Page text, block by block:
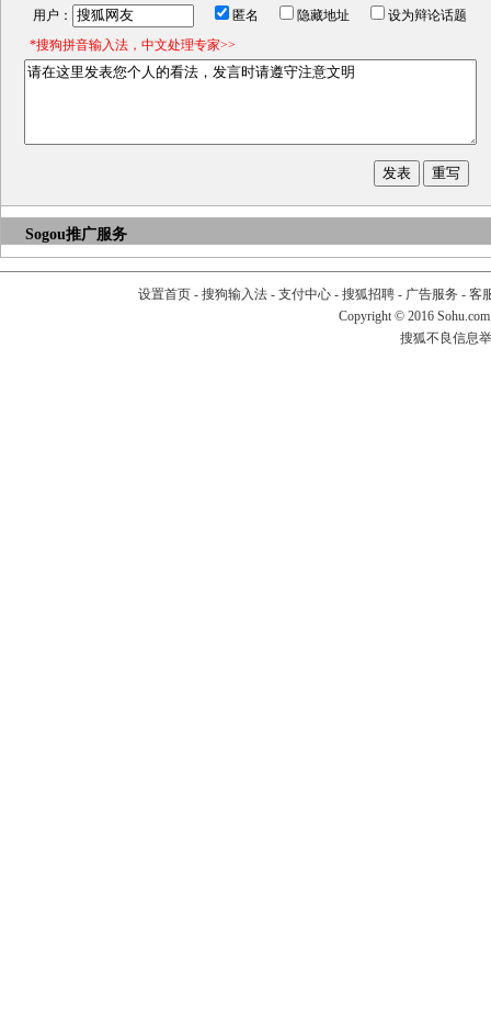
用户： 匿名 隐藏地址
设为辩论话题
*搜狗拼音输入法，中文处理专家>>
Sogou推广服务
设置首页- 搜狗输入法- 支付中心- 搜狐招聘- 广告服务 - 客
Copyright © 2016
搜狐不良信息